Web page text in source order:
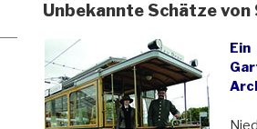
Unbekannte Schätze von